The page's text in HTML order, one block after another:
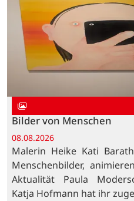
Bilder von Menschen
08.08.2026
Malerin Heike Kati
Menschenbilder,
Aktualität Paula
Katja Hofmann hat ihr